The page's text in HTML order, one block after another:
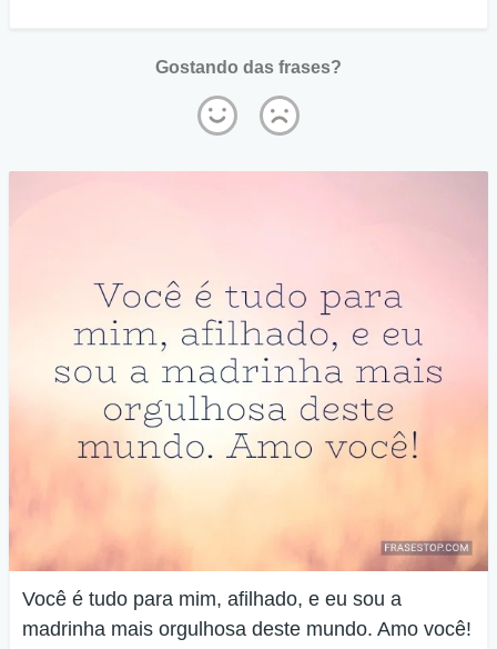
Gostando das frases?
Você é tudo para mim, afilhado, e eu sou a
madrinha mais orgulhosa deste mundo. Amo você!